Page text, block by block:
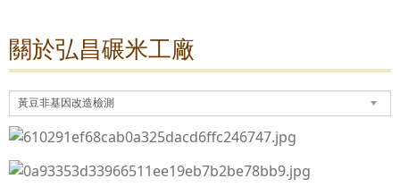
關於弘昌碾米工廠